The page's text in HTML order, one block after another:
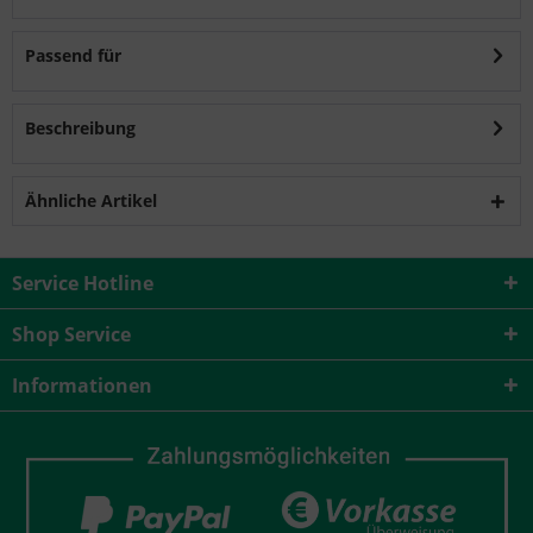
Passend für
Beschreibung
Ähnliche Artikel
Service Hotline
Shop Service
Informationen